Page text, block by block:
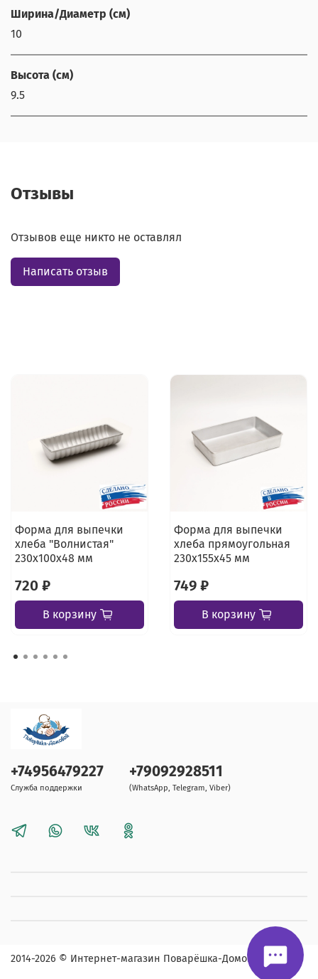
Ширина/Диаметр (см)
10
Высота (см)
9.5
Отзывы
Отзывов еще никто не оставлял
Написать отзыв
Форма для выпечки
хлеба "Волнистая"
230х100х48 мм
720 ₽
В корзину
Форма для выпечки
хлеба прямоугольная
230х155х45 мм
749 ₽
В корзину
+74956479227
Служба поддержки
+79092928511
(WhatsApp, Telegram, Viber)
2014-2026 © Интернет-магазин Поварёшка-Домовой